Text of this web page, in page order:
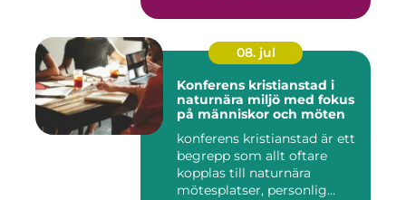
08. jul
Konferens kristianstad i
naturnära miljö med fokus
på människor och möten
konferens kristianstad är ett
begrepp som allt oftare
kopplas till naturnära
mötesplatser, personlig...